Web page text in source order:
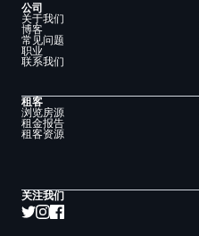
公司
关于我们
博客
常见问题
职业
联系我们
租客
浏览房源
租金报告
租客资源
关注我们